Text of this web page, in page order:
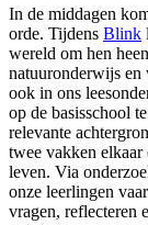
In de middagen
orde. Tijdens Blink
wereld om hen
natuuronderwijs en
ook in ons
op de basisschool
relevante
twee vakken elkaar
leven. Via
onze leerlingen
vragen, reflecteren